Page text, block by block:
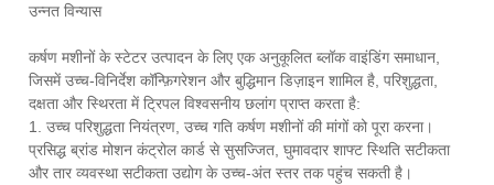
उन्नत विन्यास
कर्षण मशीनों के स्टेटर उत्पादन के लिए एक अनुकूलित ब्लॉक वाइंडिंग समाधान,
जिसमें उच्च-विनिर्देश कॉन्फ़िगरेशन और बुद्धिमान डिज़ाइन शामिल है, परिशुद्धता,
दक्षता और स्थिरता में ट्रिपल विश्वसनीय छलांग प्राप्त करता है:
1. उच्च परिशुद्धता नियंत्रण, उच्च गति कर्षण मशीनों की मांगों को पूरा करना।
प्रसिद्ध ब्रांड मोशन कंट्रोल कार्ड से सुसज्जित, घुमावदार शाफ्ट स्थिति सटीकता
और तार व्यवस्था सटीकता उद्योग के उच्च-अंत स्तर तक पहुंच सकती है।